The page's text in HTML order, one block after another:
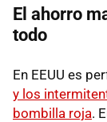
El ahorro
todo
En EEUU es
y los
bombilla roja.